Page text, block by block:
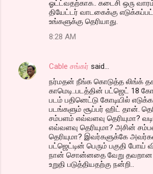
ஓட்ட்வதற்காக.. கடைசி ஒரு
தியேட்டர் வாடகைக்கு
உங்களுக்கு தெரியாது.
8:28 AM
Cable சங்கர் said…
நர்மதன் நீங்க கொடுத்த லிங்க்
காமெடி..படத்தின் பட்ஜெட் 18
படம் பதினெட்டு கோடியில் எடுக்க
படங்களும் சூப்பர் ஹிட் தான்.
சம்பளம் எவ்வளவு தெரியுமா?
எவ்வளவு தெரியுமா? அசின்
தெரியுமா? இவர்களுக்கே
பட்ஜெட்டின் பெரும் பகுதி போய்
நான் சொன்னதை வேறு தவறான
உறுதி படுத்தியதற்கு நன்றி..